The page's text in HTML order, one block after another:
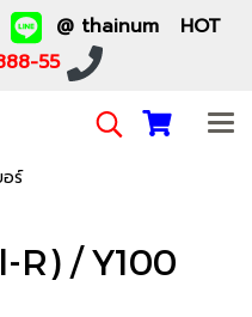
@ thainum HOT
55
อร์
R) / Y100